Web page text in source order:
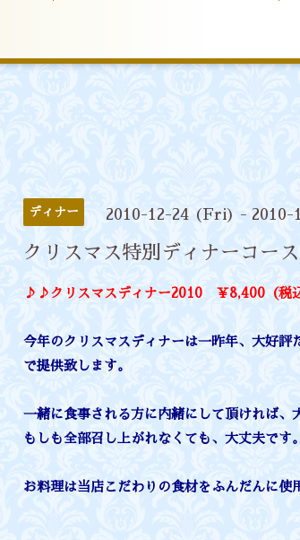
ディナー 2010-12-24 (Fri) - 2010-
クリスマス特別ディナーコー
♪♪クリスマスディナー2010 ￥8,400（税込
今年のクリスマスディナーは一昨年、大好
で提供致します。
一緒に食事される方に内緒にして頂ければ
もしも全部召し上がれなくても、大丈夫です
お料理は当店こだわりの食材をふんだんに使